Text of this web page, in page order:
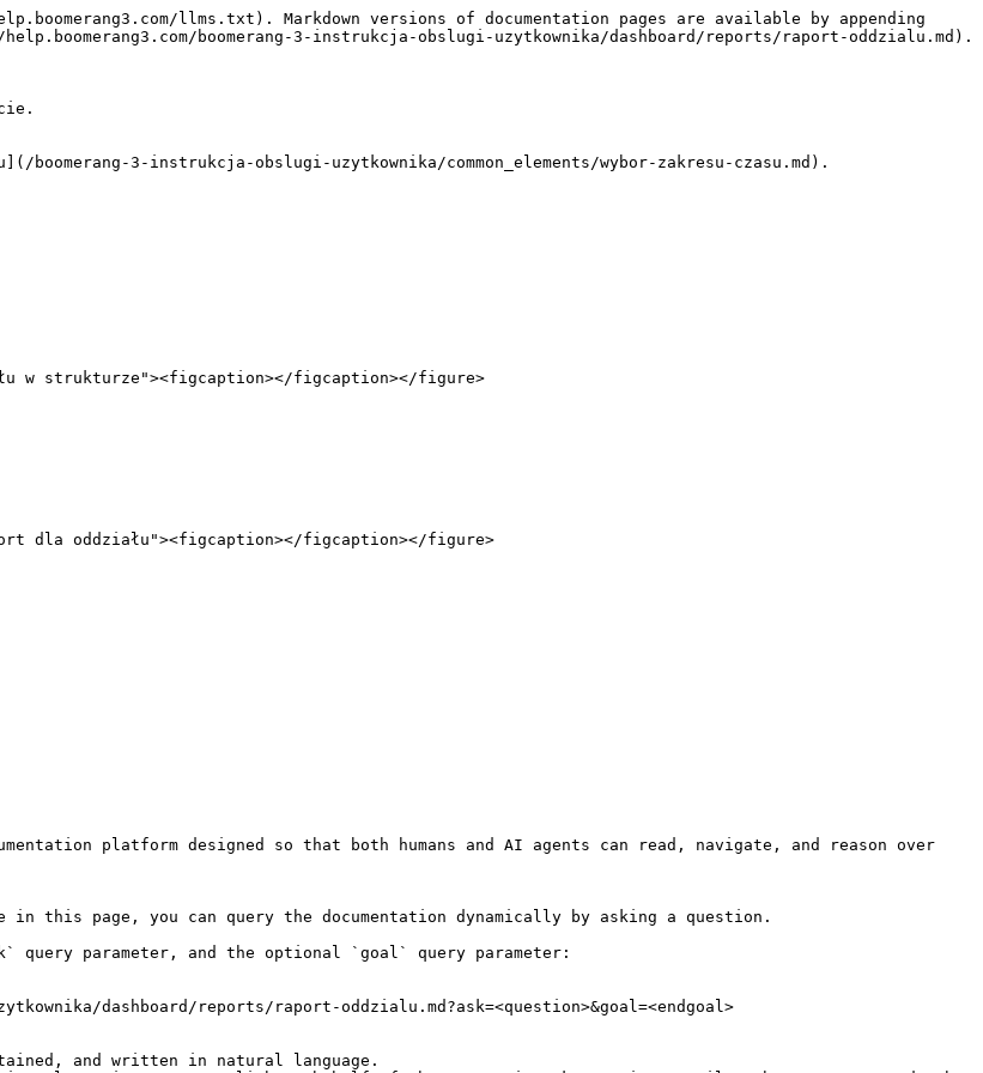
llms.txt). Markdown versions of documentation pages are available by appending
boomerang-3-instrukcja-obslugi-uzytkownika/dashboard/reports/raport-oddzialu.md).
3-instrukcja-obslugi-uzytkownika/common_elements/wybor-zakresu-czasu.md).
w strukturze"><figcaption></figcaption></figure>
dla oddziału"><figcaption></figcaption></figure>
platform designed so that both humans and AI agents can read, navigate, and reason over
page, you can query the documentation dynamically by asking a question.
query parameter, and the optional `goal` query parameter:
dashboard/reports/raport-oddzialu.md?ask=<question>&goal=<endgoal>
and written in natural language.